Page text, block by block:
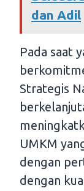
dan Adil
Pada saat
Strategis
UMKM
dengan
dengan